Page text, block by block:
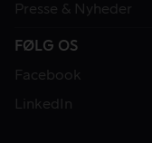
Presse & Nyheder
FØLG OS
Facebook
LinkedIn